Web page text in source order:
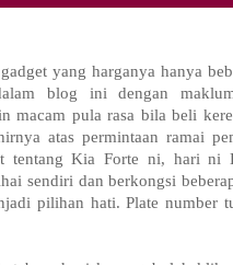
yang harganya hanya
blog ini dengan
macam pula rasa bila beli
atas permintaan ramai
tentang Kia Forte ni, hari ni
sendiri dan berkongsi
pilihan hati. Plate number